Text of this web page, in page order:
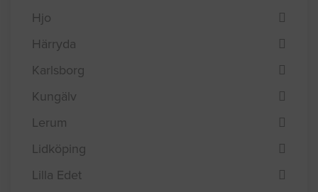
Hjo
Härryda
Karlsborg
Kungälv
Lerum
Lidköping
Lilla Edet